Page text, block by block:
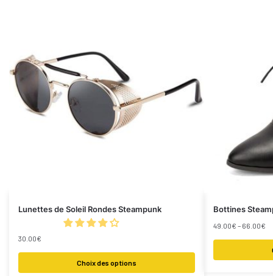
Lunettes de Soleil Rondes Steampunk
30.00€
Choix des options
Bottines
49.00€ – 66.00€